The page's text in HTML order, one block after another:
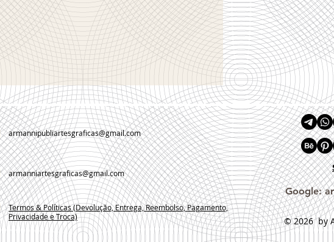
armannipubliartesgraficas@gmail.com
armanniartesgraficas@gmail.com
Google:
Termos & Políticas (Devolução, Entrega, Reembolso, Pagamento,
Privacidade e Troca)
© 2026by